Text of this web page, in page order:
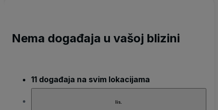
Nema događaja u vašoj blizini
11 događaja na svim lokacijama
lis.